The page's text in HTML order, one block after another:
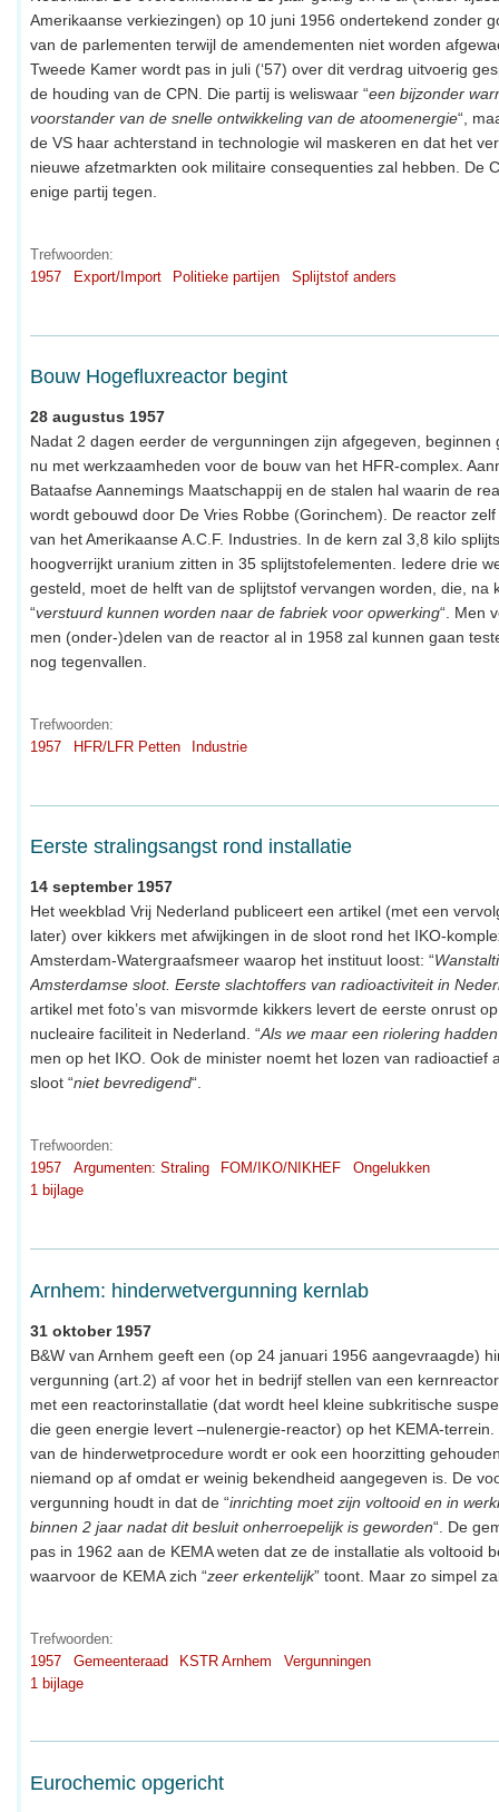
Amerikaanse verkiezingen) op 10 juni 1956 ondertekend zonder
van de parlementen terwijl de amendementen niet worden
Tweede Kamer wordt pas in juli (‘57) over dit verdrag uitvoerig
de houding van de CPN. Die partij is weliswaar “een bijzonder
voorstander van de snelle ontwikkeling van de atoomenergie“,
de VS haar achterstand in technologie wil maskeren en dat het
nieuwe afzetmarkten ook militaire consequenties zal hebben. De
enige partij tegen.
Trefwoorden:
1957
Export/Import Politieke partijen Splijtstof anders
Bouw Hogefluxreactor begint
28 augustus 1957
Nadat 2 dagen eerder de vergunningen zijn afgegeven, beginnen
nu met werkzaamheden voor de bouw van het HFR-complex.
Bataafse Aannemings Maatschappij en de stalen hal waarin de
wordt gebouwd door De Vries Robbe (Gorinchem). De reactor
van het Amerikaanse A.C.F. Industries. In de kern zal 3,8 kilo
hoogverrijkt uranium zitten in 35 splijtstofelementen. Iedere drie
gesteld, moet de helft van de splijtstof vervangen worden, die, na
“verstuurd kunnen worden naar de fabriek voor opwerking“. Men
men (onder-)delen van de reactor al in 1958 zal kunnen gaan
nog tegenvallen.
Trefwoorden:
1957
HFR/LFR Petten Industrie
Eerste stralingsangst rond installatie
14 september 1957
Het weekblad Vrij Nederland publiceert een artikel (met een
later) over kikkers met afwijkingen in de sloot rond het IKO-
Amsterdam-Watergraafsmeer waarop het instituut loost: “
Amsterdamse sloot. Eerste slachtoffers van radioactiviteit in
artikel met foto’s van misvormde kikkers levert de eerste onrust
nucleaire faciliteit in Nederland. “Als we maar een riolering
men op het IKO. Ook de minister noemt het lozen van radioactief
sloot “niet bevredigend“.
Trefwoorden:
1957
Argumenten: Straling FOM/IKO/NIKHEF
Ongelukken
1 bijlage
Arnhem: hinderwetvergunning kernlab
31 oktober 1957
B&W van Arnhem geeft een (op 24 januari 1956 aangevraagde)
vergunning (art.2) af voor het in bedrijf stellen van een
met een reactorinstallatie (dat wordt heel kleine subkritische
die geen energie levert –nulenergie-reactor) op het KEMA-
van de hinderwetprocedure wordt er ook een hoorzitting
niemand op af omdat er weinig bekendheid aangegeven is. De
vergunning houdt in dat de “inrichting moet zijn voltooid en in
binnen 2 jaar nadat dit besluit onherroepelijk is geworden“. De
pas in 1962 aan de KEMA weten dat ze de installatie als voltooid
waarvoor de KEMA zich “zeer erkentelijk” toont. Maar zo simpel
Trefwoorden:
1957
Gemeenteraad KSTR Arnhem
Vergunningen
1 bijlage
Eurochemic opgericht